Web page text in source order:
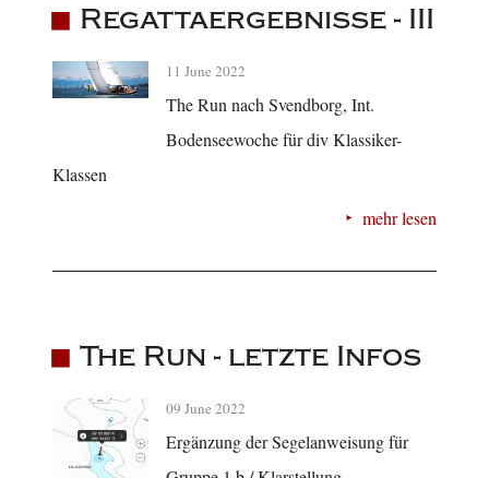
Regattaergebnisse - III
11 June 2022
The Run nach Svendborg, Int.
Bodenseewoche für div Klassiker-
Klassen
mehr lesen
The Run - letzte Infos
09 June 2022
Ergänzung der Segelanweisung für